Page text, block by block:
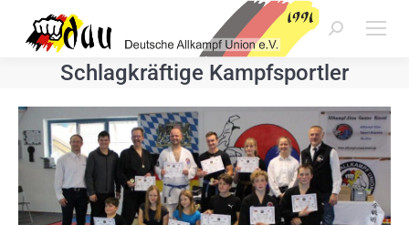
Search:
Schlagkräftige Kampfsportler